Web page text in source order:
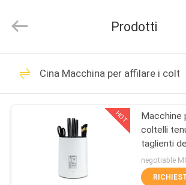
CASA.
PRODOTTI
Norton
Electric
Ltd..
Reserved.
Macchina per
affilare i coltelli
della famiglia
Prodotti
Cina Macchina per affilare i
HOT
Macchine
coltelli
taglienti
famiglia
negotiable